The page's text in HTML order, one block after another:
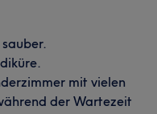
mit vielen
der Wartezeit